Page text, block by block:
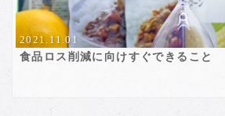
2021.11.01
食品ロス削減に向けすぐできること